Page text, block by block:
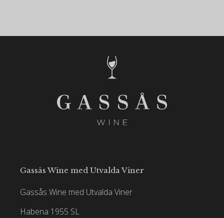
Gassås Wine med Utvalda Viner
Gassås Wine med Utvalda Viner
Habena 1955 SL